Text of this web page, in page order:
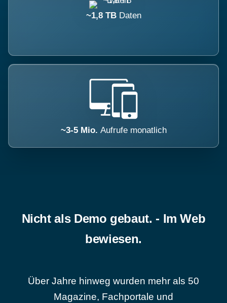
~1,8 TB Daten
~3-5 Mio. Aufrufe monatlich
Nicht als Demo gebaut. - Im Web
bewiesen.
Über Jahre hinweg wurden mehr als 50
Magazine, Fachportale und